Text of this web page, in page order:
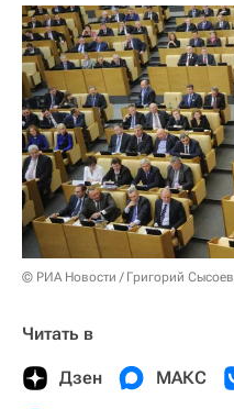
© РИА Новости / Григорий Сысоев
Читать в
Дзен МАКС